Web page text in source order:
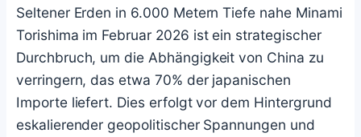
Seltener Erden in 6.000 Metern Tiefe nahe Minami
Torishima im Februar 2026 ist ein strategischer
Durchbruch, um die Abhängigkeit von China zu
verringern, das etwa 70% der japanischen
Importe liefert. Dies erfolgt vor dem Hintergrund
eskalierender geopolitischer Spannungen und